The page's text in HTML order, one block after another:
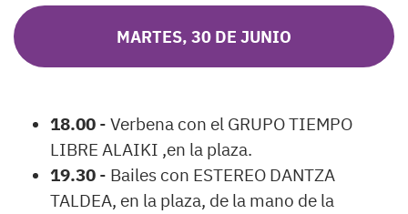
MARTES, 30 DE JUNIO
18.00 - Verbena con el GRUPO TIEMPO
LIBRE ALAIKI ,en la plaza.
19.30 - Bailes con ESTEREO DANTZA
TALDEA, en la plaza, de la mano de la